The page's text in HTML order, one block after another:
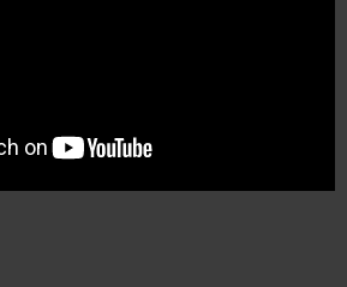
ХҮНСНИЙ АЮУЛГҮЙ БАЙДЛЫН ҮНДЭСНИЙ
УУЛЗАЛТ ЗОХИОН БАЙГУУЛЛАА